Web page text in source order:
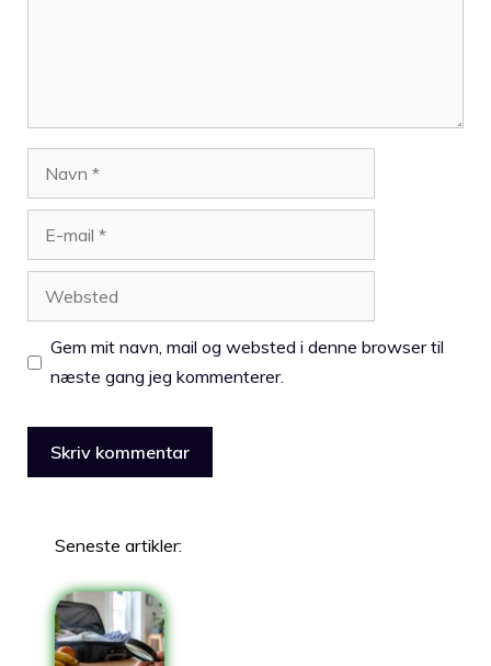
Gem mit navn, mail og websted i denne browser til
næste gang jeg kommenterer.
Seneste artikler: